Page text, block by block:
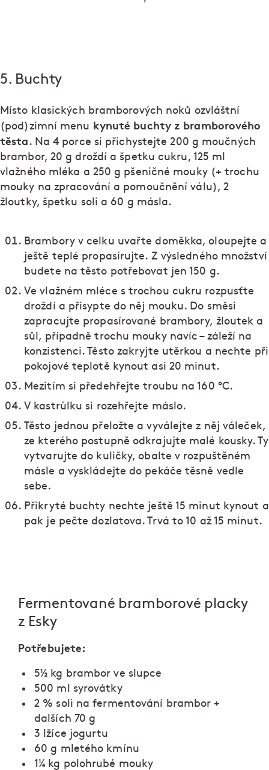
5. Buchty
Místo klasických bramborových noků ozvláštní
(pod)zimní menu kynuté buchty z bramborového
těsta . Na 4 porce si přichystejte 200 g moučných
brambor, 20 g droždí a špetku cukru, 125 ml
vlažného mléka a 250 g pšeničné mouky (+ trochu
mouky na zpracování a pomoučnění válu), 2
žloutky, špetku soli a 60 g másla.
Brambory v celku uvařte doměkka, oloupejte a
ještě teplé propasírujte. Z výsledného množství
budete na těsto potřebovat jen 150 g.
Ve vlažném mléce s trochou cukru rozpusťte
droždí a přisypte do něj mouku. Do směsi
zapracujte propasírované brambory, žloutek a
sůl, případně trochu mouky navíc – záleží na
konzistenci. Těsto zakryjte utěrkou a nechte při
pokojové teplotě kynout asi 20 minut.
Mezitím si předehřejte troubu na 160 °C.
V kastrůlku si rozehřejte máslo.
Těsto jednou přeložte a vyválejte z něj váleček,
ze kterého postupně odkrajujte malé kousky. Ty
vytvarujte do kuličky, obalte v rozpuštěném
másle a vyskládejte do pekáče těsně vedle
sebe.
Přikryté buchty nechte ještě 15 minut kynout a
pak je pečte dozlatova. Trvá to 10 až 15 minut.
Fermentované bramborové placky
z Esky
Potřebujete:
5½ kg brambor ve slupce
500 ml syrovátky
2 % soli na fermentování brambor +
dalších 70 g
3 lžíce jogurtu
60 g mletého kmínu
1¼ kg polohrubé mouky